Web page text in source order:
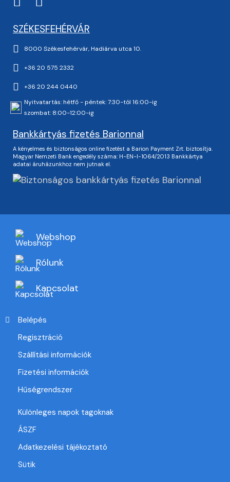
SZÉKESFEHÉRVÁR
8000 Székesfehérvár, Hadiárva utca 10.
+36 20 575 2332
+36 20 244 0440
Nyitvatartás: hétfő - péntek: 7:30-tól 16:00-ig
szombat: 8:00-12:00-ig
Bankkártyás fizetés Barionnal
A kényelmes és biztonságos online fizetést a Barion Payment Zrt. biztosítja.
Magyar Nemzeti Bank engedély száma: H-EN-I-1064/2013 Bankkártya
adatai áruházunkhoz nem jutnak el.
Webshop
Rólunk
Kapcsolat
Belépés
Regisztráció
Szállítási információk
Fizetési információk
Hűségrendszer
Különleges napok tagoknak
ÁSZF
Adatkezelési tájékoztató
Sütik